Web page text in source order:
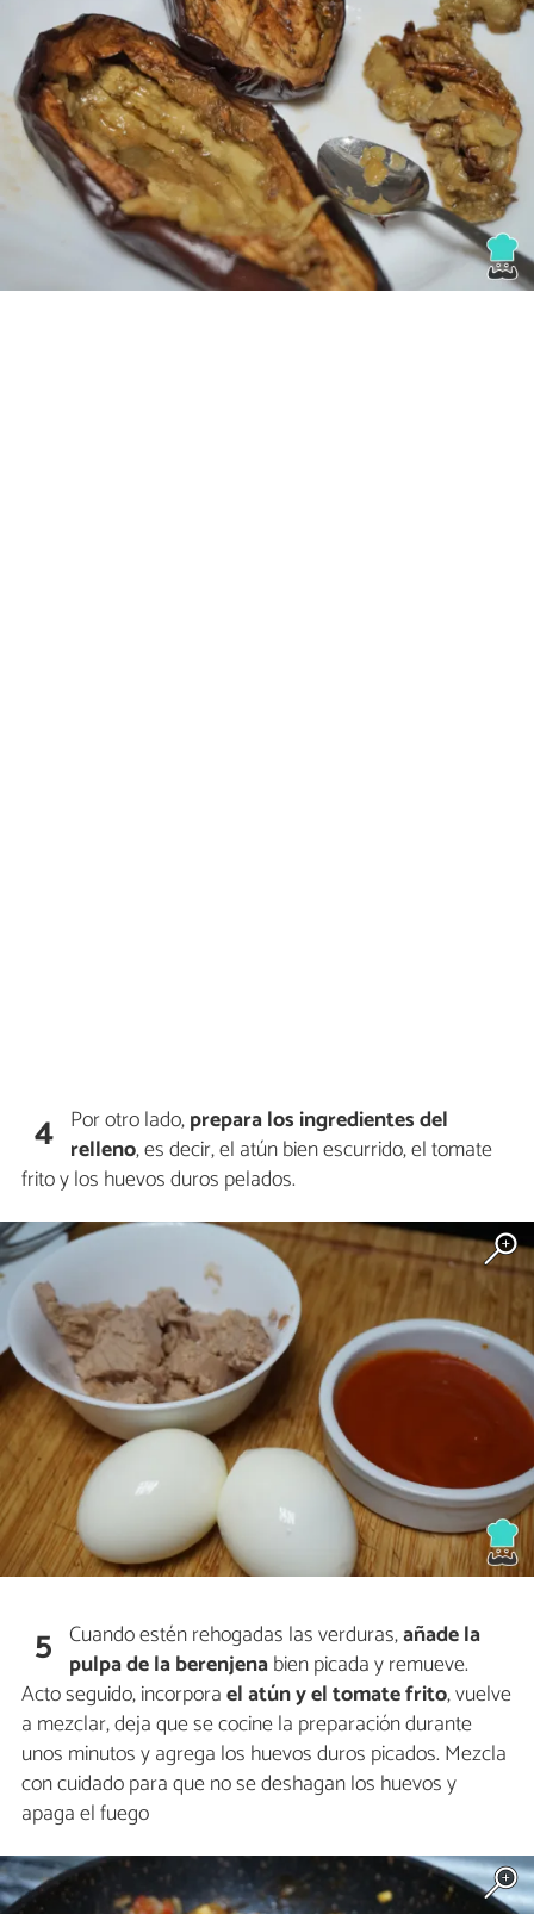
4 Por otro lado,prepara los ingredientes del
relleno, es decir, el atún bien escurrido, el tomate
frito y los huevos duros pelados.
5 Cuando estén rehogadas las verduras,añade la
pulpa de la berenjenabien picada y remueve.
Acto seguido, incorporael atún y el tomate frito, vuelve
a mezclar, deja que se cocine la preparación durante
unos minutos y agrega los huevos duros picados. Mezcla
con cuidado para que no se deshagan los huevos y
apaga el fuego